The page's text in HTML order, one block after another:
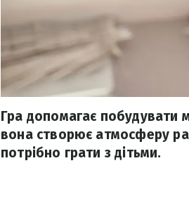
Гра допомагає побудувати
вона створює атмосферу
потрібно грати з дітьми.